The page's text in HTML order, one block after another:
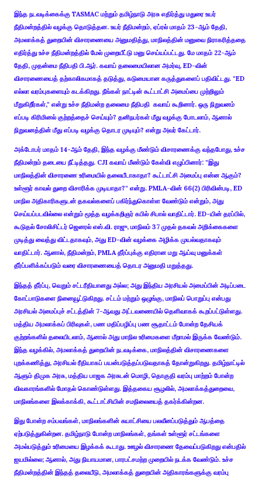
இந்த நடவடிக்கைக்கு TASMAC மற்றும் தமிழ்நாடு அரசு எதிர்த்து மதுரை உயர்
நீதிமன்றத்தில் வழக்கு தொடுத்தன. உயர் நீதிமன்றம், ஏப்ரல் மாதம் 23-ஆம் தேதி,
அமலாக்கத் துறையின் விசாரணையை அனுமதித்து, மாநிலத்தின் மனுவை நிராகரித்ததை
எதிர்த்து உச்ச நீதிமன்றத்தில் மேல் முறையீட்டு மனு செய்யப்பட்டது. மே மாதம் 22-ஆம்
தேதி, முதன்மை நீதிபதி பி.ஆர். கவாய் தலைமையிலான அமர்வு, ED-வின்
விசாரணையைத் தற்காலிகமாகத் தடுத்து, கடுமையான கருத்துகளைப் பதிவிட்டது. "ED
எல்லா வரம்புகளையும் கடக்கிறது. நீங்கள் நாட்டின் கூட்டாட்சி அமைப்பை முற்றிலும்
மீறுகிறீர்கள்," என்று உச்ச நீதிமன்ற தலைமை நீதிபதி கவாய் கூறினார். ஒரு நிறுவனம்
எப்படி கிரிமினல் குற்றத்தைச் செய்யும்? தனிநபர்கள் மீது வழக்கு போடலாம், ஆனால்
நிறுவனத்தின் மீது எப்படி வழக்கு தொடர முடியும்? என்று அவர் கேட்டார்.
அக்டோபர் மாதம் 14-ஆம் தேதி, இந்த வழக்கு மீண்டும் விசாரணைக்கு வந்தபோது, உச்ச
நீதிமன்றம் தடையை நீட்டித்தது. CJI கவாய் மீண்டும் கேள்வி எழுப்பினார்: "இது
மாநிலத்தின் விசாரணை உரிமையில் தலையீடாகாதா? கூட்டாட்சி அமைப்பு என்ன ஆகும்?
உள்ளூர் காவல் துறை விசாரிக்க முடியாதா?" என்று. PMLA-வின் 66(2) பிரிவின்படி, ED
மாநில அதிகாரிகளுடன் தகவல்களைப் பகிர்ந்துகொள்ள வேண்டும் என்றும், அது
செய்யப்படவில்லை என்றும் மூத்த வழக்கறிஞர் கபில் சிபால் வாதிட்டார். ED-யின் தரப்பில்,
கூடுதல் சோலிசிட்டர் ஜெனரல் எஸ்.வி. ராஜு, மாநிலம் 37 முதல் தகவல் அறிக்கைகளை
முடித்து வைத்து விட்டதாகவும், அது ED-வின் வழக்கை அழிக்க முயல்வதாகவும்
வாதிட்டார். ஆனால், நீதிமன்றம், PMLA தீர்ப்புக்கு எதிரான மறு ஆய்வு மனுக்கள்
தீர்ப்பளிக்கப்படும் வரை விசாரணையைத் தொடர அனுமதி மறுத்தது.
இந்தத் தீர்ப்பு, வெறும் சட்டரீதியானது அல்ல; அது இந்திய அரசியல் அமைப்பின் அடிப்படை
கோட்பாடுகளை நினைவூட்டுகிறது. சட்டம் மற்றும் ஒழுங்கு, மாநிலப் பொறுப்பு என்பது
அரசியல் அமைப்புச் சட்டத்தின் 7-ஆவது அட்டவணையில் தெளிவாகக் கூறப்பட்டுள்ளது.
மத்திய அமலாக்கப் பிரிவுகள், பண மதிப்பழிப்பு பண சூதாட்டம் போன்ற தேசியக்
குற்றங்களில் தலையிடலாம், ஆனால் அது மாநில உரிமைகளை மீறாமல் இருக்க வேண்டும்.
இந்த வழக்கில், அமலாக்கத் துறையின் நடவடிக்கை, மாநிலத்தின் விசாரணைகளை
புறக்கணித்து, அரசியல் ரீதியாகப் பயன்படுத்தப்படுவதாகத் தோன்றுகிறது. தமிழ்நாட்டில்
ஆளும் திமுக அரசு, மத்திய பாஜக அரசுடன் மொழி, தொகுதி வரம்பு மாற்றம் போன்ற
விவகாரங்களில் மோதல் கொண்டுள்ளது. இத்தகைய சூழலில், அமலாக்கத்துறைவை,
மாநிலங்களை இலக்காக்கி, கூட்டாட்சியின் சமநிலையைத் தகர்க்கின்றன.
இது போன்ற சம்பவங்கள், மாநிலங்களின் சுயாட்சியை பலவீனப்படுத்தும் ஆபத்தை
ஏற்படுத்துகின்றன. தமிழ்நாடு போன்ற மாநிலங்கள், தங்கள் உள்ளூர் சட்டங்களை
அமல்படுத்தும் உரிமையை இழக்கக் கூடாது. ஊழல் விசாரணை தேவைப்படுகிறது என்பதில்
ஐயமில்லை; ஆனால், அது நியாயமான, பாரபட்சமற்ற முறையில் நடக்க வேண்டும். உச்ச
நீதிமன்றத்தின் இந்தத் தலையீடு, அமலாக்கத் துறையின் அதிகாரங்களுக்கு வரம்பு